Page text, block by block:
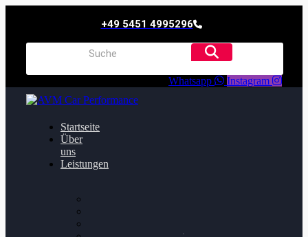
+49 5451 4995296
Whatsapp Instagram
Startseite
Über
uns
Leistungen